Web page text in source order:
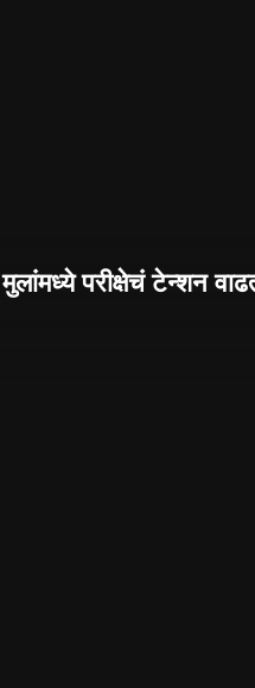
मुलांमध्ये परीक्षेचं टेन्शन